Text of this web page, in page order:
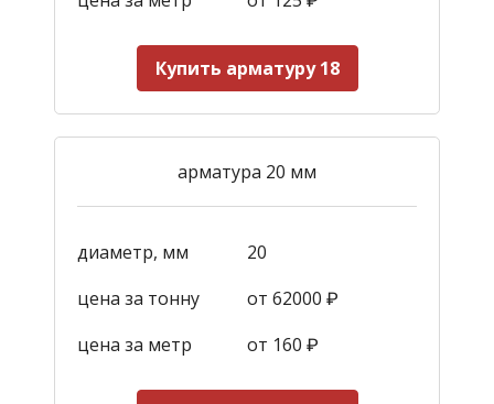
Купить арматуру 18
арматура 20 мм
диаметр, мм
20
цена за тонну
от 62000 ₽
цена за метр
от 160 ₽